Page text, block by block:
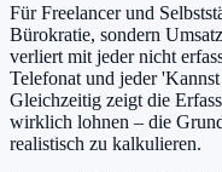
Für Freelancer und
Bürokratie, sondern
verliert mit jeder nicht
Telefonat und jeder
Gleichzeitig zeigt die
wirklich lohnen – die
realistisch zu kalkulieren.